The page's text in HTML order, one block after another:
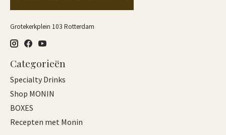
Grotekerkplein 103 Rotterdam
Categorieën
Specialty Drinks
Shop MONIN
BOXES
Recepten met Monin